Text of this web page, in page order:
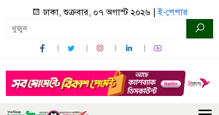
ঢাকা, শুক্রবার, ০৭ অগাস্ট ২০২৬ |ই-পেপার